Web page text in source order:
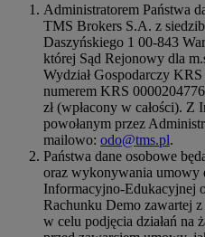
Administratorem Państwa
TMS Brokers S.A. z
Daszyńskiego 1 00-843
której Sąd Rejonowy dla
Wydział Gospodarczy
numerem KRS
zł (wpłacony w całości). Z
powołanym przez
mailowo: odo@tms.pl.
Państwa dane osobowe
oraz wykonywania umowy
Informacyjno-Edukacyjnej
Rachunku Demo zawartej
w celu podjęcia działań na